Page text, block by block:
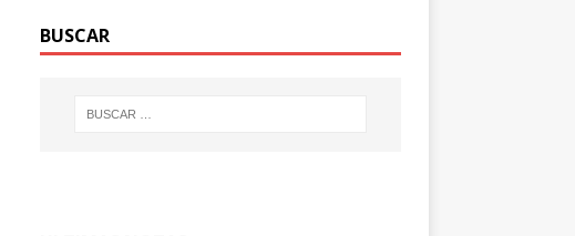
BUSCAR